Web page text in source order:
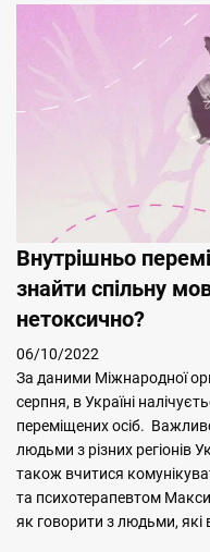
Внутрішньо
знайти спільну
нетоксично?
06/10/2022
За даними Міжнародної
серпня, в Україні
переміщених осіб.
людьми з різних регіонів
також вчитися
та психотерапевтом
як говорити з людьми,